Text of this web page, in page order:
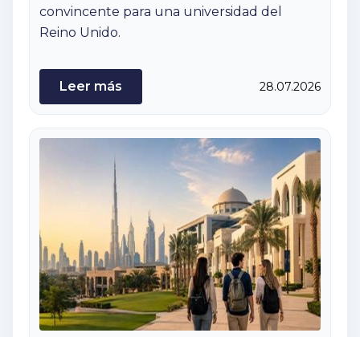
convincente para una universidad del
Reino Unido.
Leer más 28.07.2026